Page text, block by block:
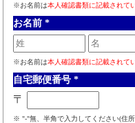
※お名前は本人確認書類に記載されて
お名前 *
※お名前は本人確認書類に記載されて
自宅郵便番号 *
〒
※ "-"無、半角で入力してください(住所